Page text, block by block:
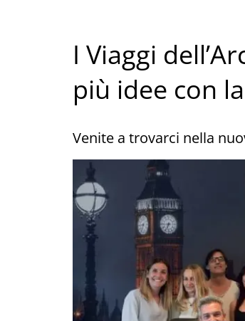
I Viaggi
più idee con
Venite a trovarci nella